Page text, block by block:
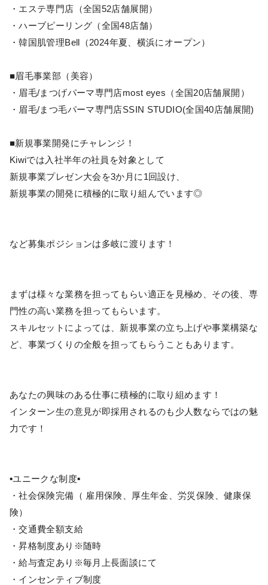
・エステ専門店（全国52店舗展開）
・ハーブピーリング（全国48店舗）
・韓国肌管理Bell（2024年夏、横浜にオープン）
■眉毛事業部（美容）
・眉毛/まつげパーマ専門店most eyes（全国20店舗展開）
・眉毛/まつ毛パーマ専門店SSIN STUDIO(全国40店舗展開)
■新規事業開発にチャレンジ！
Kiwiでは入社半年の社員を対象として
新規事業プレゼン大会を3か月に1回設け、
新規事業の開発に積極的に取り組んでいます◎
など募集ポジションは多岐に渡ります！
まずは様々な業務を担ってもらい適正を見極め、その後、専
門性の高い業務を担ってもらいます。
スキルセットによっては、新規事業の立ち上げや事業構築な
ど、事業づくりの全般を担ってもらうこともあります。
あなたの興味のある仕事に積極的に取り組めます！
インターン生の意見が即採用されるのも少人数ならではの魅
力です！
▪️ユニークな制度▪️
・社会保険完備（ 雇用保険、厚生年金、労災保険、健康保
険）
・交通費全額支給
・昇格制度あり※随時
・給与査定あり※毎月上長面談にて
・インセンティブ制度